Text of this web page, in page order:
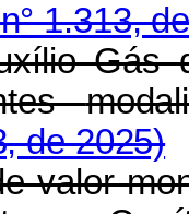
1.313,
Gás
de 2025)
valor